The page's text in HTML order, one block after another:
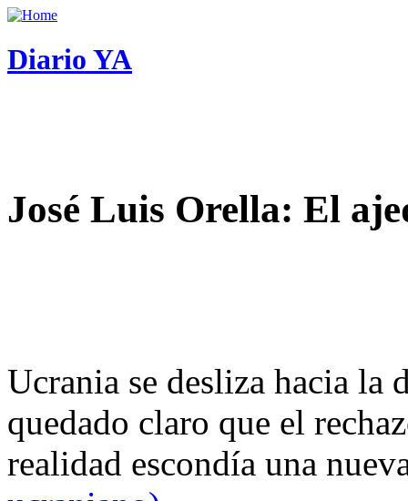
Diario YA
José Luis Orella: El
Ucrania se desliza hacia
quedado claro que el
realidad escondía una